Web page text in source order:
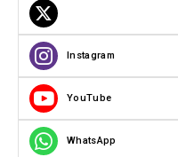
Instagram
YouTube
WhatsApp